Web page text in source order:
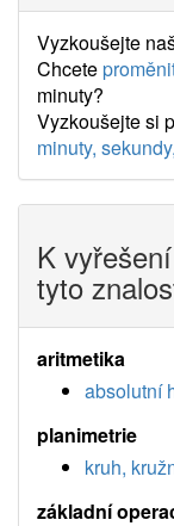
Vyzkoušejte
Chcete
minuty?
Vyzkoušejte si
minuty,
K
tyto
aritmetika
absolutní
planimetrie
kruh,
základní